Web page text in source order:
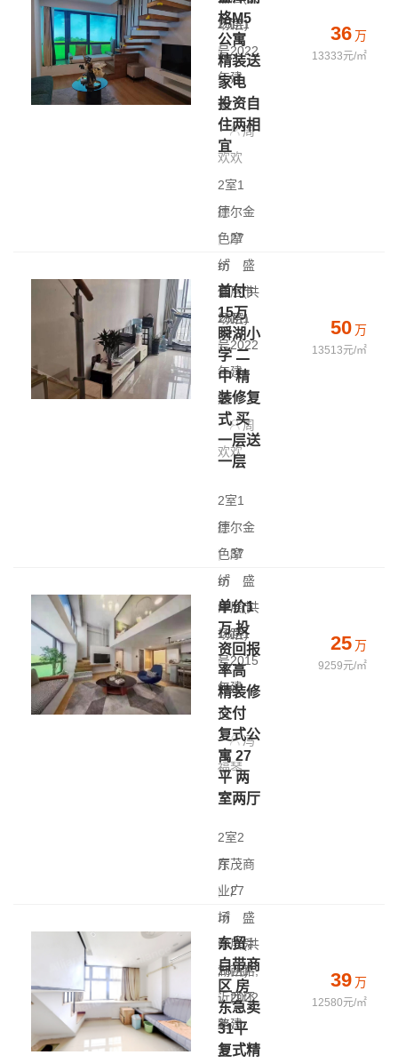
25层)
|
2022
年建
造
周
欢欢
场路1
号
格M5
公寓
精装送
家电
投资自
住两相
宜
2室1
厅
|
27
㎡
|
低层(共
25层)
|
2022
年建
造
周
欢欢
德尔金
色摩
纺
盛
泽 - 市
场路1
号
36万
13333元/㎡
首付
15万
瞬湖小
学 二
中 精
装修复
式 买
一层送
一层
2室1
厅
|
37
㎡
|
中层(共
18层)
|
2015
年建
造
冯
福琴
德尔金
色摩
纺
盛
泽 - 市
场路1
号
50万
13513元/㎡
单价1
万 投
资回报
率高
精装修
交付
复式公
寓 27
平 两
室两厅
2室2
厅
|
27
㎡
|
中层(共
25层)
|
2022
年建
造
东茂商
业广
场
盛
泽 - 舜
湖西路,
近西环
路
25万
9259元/㎡
东贸
自带商
区 房
东急卖
31平
复式精
39万
12580元/㎡